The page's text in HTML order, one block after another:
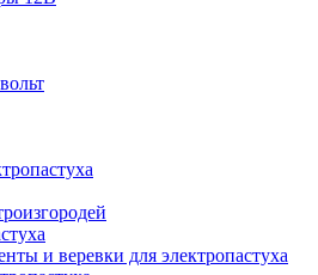
и веревки для электропастуха